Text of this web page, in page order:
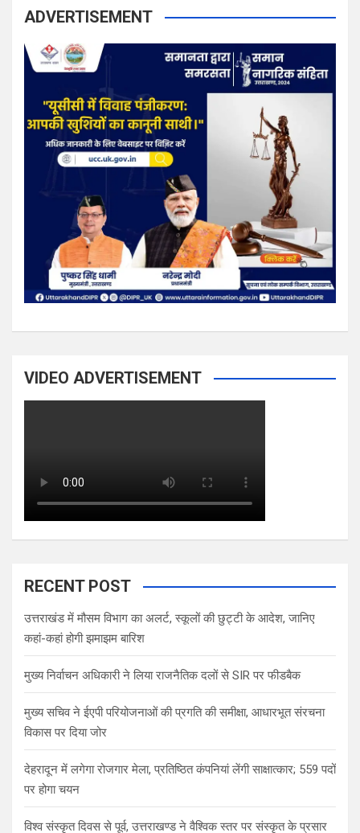
ADVERTISEMENT
VIDEO ADVERTISEMENT
RECENT POST
उत्तराखंड में मौसम विभाग का अलर्ट, स्कूलों की छुट्टी के आदेश, जानिए
कहां-कहां होगी झमाझम बारिश
मुख्य निर्वाचन अधिकारी ने लिया राजनैतिक दलों से SIR पर फीडबैक
मुख्य सचिव ने ईएपी परियोजनाओं की प्रगति की समीक्षा, आधारभूत संरचना
विकास पर दिया जोर
देहरादून में लगेगा रोजगार मेला, प्रतिष्ठित कंपनियां लेंगी साक्षात्कार; 559 पदों
पर होगा चयन
विश्व संस्कृत दिवस से पूर्व, उत्तराखण्ड ने वैश्विक स्तर पर संस्कृत के प्रसार